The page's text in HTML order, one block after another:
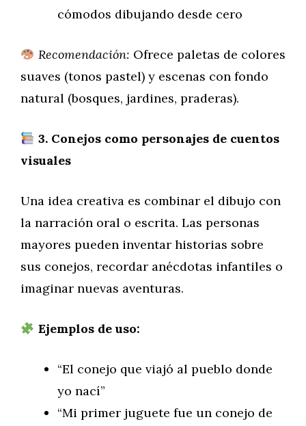
cómodos dibujando desde cero
Recomendación: Ofrece paletas de colores
suaves (tonos pastel) y escenas con fondo
natural (bosques, jardines, praderas).
3. Conejos como personajes de cuentos
visuales
Una idea creativa es combinar el dibujo con
la narración oral o escrita. Las personas
mayores pueden inventar historias sobre
sus conejos, recordar anécdotas infantiles o
imaginar nuevas aventuras.
Ejemplos de uso:
“El conejo que viajó al pueblo donde
yo nací”
“Mi primer juguete fue un conejo de